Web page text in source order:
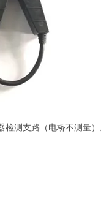
测支路（电桥不测量）